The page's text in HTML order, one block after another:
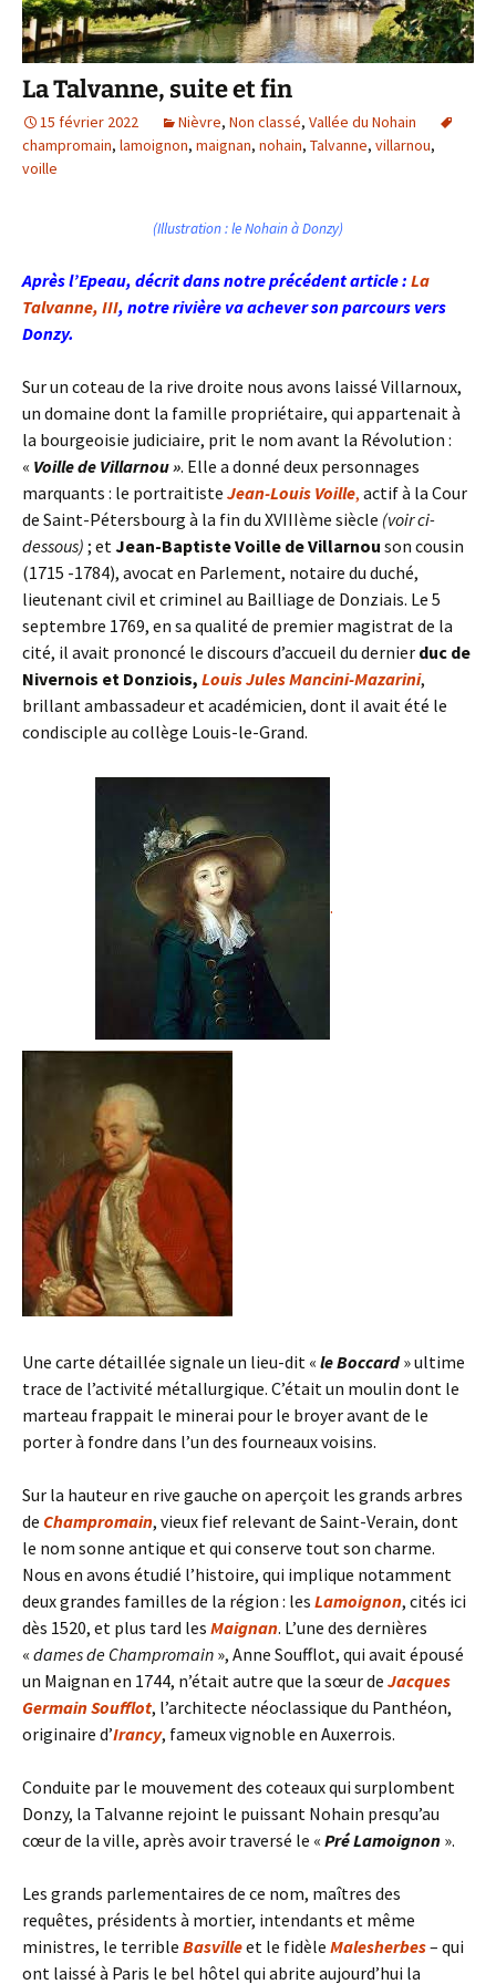
La Talvanne, suite et fin
15 février 2022 Nièvre, Non classé, Vallée du Nohain
champromain, lamoignon, maignan, nohain, Talvanne, villarnou,
voille
(Illustration : le Nohain à Donzy)
Après l’Epeau, décrit dans notre précédent article : La
Talvanne, III, notre rivière va achever son parcours vers
Donzy.
Sur un coteau de la rive droite nous avons laissé Villarnoux,
un domaine dont la famille propriétaire, qui appartenait à
la bourgeoisie judiciaire, prit le nom avant la Révolution :
« Voille de Villarnou ». Elle a donné deux personnages
marquants : le portraitiste Jean-Louis Voille, actif à la Cour
de Saint-Pétersbourg à la fin du XVIIIème siècle (voir ci-
dessous) ; etJean-Baptiste Voille de Villarnou son cousin
(1715 -1784), avocat en Parlement, notaire du duché,
lieutenant civil et criminel au Bailliage de Donziais. Le 5
septembre 1769, en sa qualité de premier magistrat de la
cité, il avait prononcé le discours d’accueil du dernier duc de
Nivernois et Donziois, Louis Jules Mancini-Mazarini,
brillant ambassadeur et académicien, dont il avait été le
condisciple au collège Louis-le-Grand.
.
Une carte détaillée signale un lieu-dit « le Boccard » ultime
trace de l’activité métallurgique. C’était un moulin dont le
marteau frappait le minerai pour le broyer avant de le
porter à fondre dans l’un des fourneaux voisins.
Sur la hauteur en rive gauche on aperçoit les grands arbres
de Champromain, vieux fief relevant de Saint-Verain, dont
le nom sonne antique et qui conserve tout son charme.
Nous en avons étudié l’histoire, qui implique notamment
deux grandes familles de la région : les Lamoignon, cités ici
dès 1520, et plus tard les Maignan. L’une des dernières
« dames de Champromain », Anne Soufflot, qui avait épousé
un Maignan en 1744, n’était autre que la sœur de Jacques
Germain Soufflot, l’architecte néoclassique du Panthéon,
originaire d’Irancy, fameux vignoble en Auxerrois.
Conduite par le mouvement des coteaux qui surplombent
Donzy, la Talvanne rejoint le puissant Nohain presqu’au
cœur de la ville, après avoir traversé le « Pré Lamoignon ».
Les grands parlementaires de ce nom, maîtres des
requêtes, présidents à mortier, intendants et même
ministres, le terrible Basvilleet le fidèle Malesherbes– qui
ont laissé à Paris le bel hôtel qui abrite aujourd’hui la